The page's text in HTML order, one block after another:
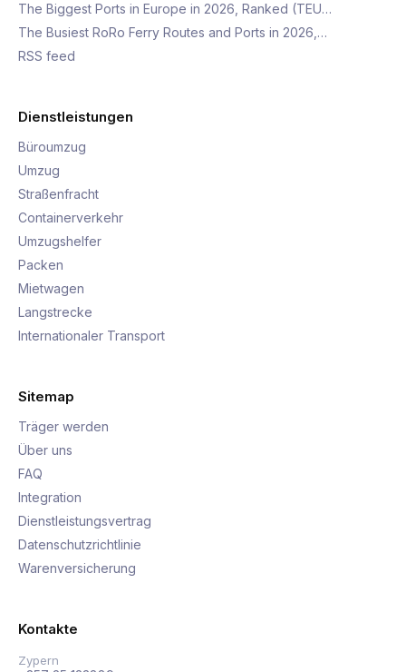
The Biggest Ports in Europe in 2026, Ranked (TEU…
The Busiest RoRo Ferry Routes and Ports in 2026,…
RSS feed
Dienstleistungen
Büroumzug
Umzug
Straßenfracht
Containerverkehr
Umzugshelfer
Packen
Mietwagen
Langstrecke
Internationaler Transport
Sitemap
Träger werden
Über uns
FAQ
Integration
Dienstleistungsvertrag
Datenschutzrichtlinie
Warenversicherung
Kontakte
Zypern